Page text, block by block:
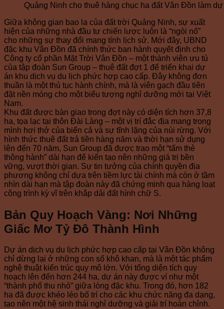
Quảng Ninh cho thuê hàng chục ha đất Vân Đồn làm
Giữa không gian bao la của đất trời Quảng Ninh, sự xuất
hiện của những nhà đầu tư chiến lược luôn là “ngòi nổ”
cho những sự thay đổi mang tính lịch sử. Mới đây, UBND
đặc khu Vân Đồn đã chính thức ban hành quyết định cho
Công ty cổ phần Mặt Trời Vân Đồn – một thành viên ưu tú
của tập đoàn Sun Group – thuê đất đợt 1 để triển khai dự
án khu dịch vụ du lịch phức hợp cao cấp. Đây không đơn
thuần là một thủ tục hành chính, mà là viên gạch đầu tiên
đặt nền móng cho một biểu tượng nghỉ dưỡng mới tại Việt
Nam.
Khu đất được bàn giao trong đợt này có diện tích hơn 37,8
ha, tọa lạc tại thôn Đài Làng – một vị trí đắc địa mang trong
mình hơi thở của biển cả và sự tĩnh lặng của núi rừng. Với
hình thức thuê đất trả tiền hàng năm và thời hạn sử dụng
lên đến 70 năm, Sun Group đã được trao một “tấm thẻ
thông hành” dài hạn để kiến tạo nên những giá trị bền
vững, vượt thời gian. Sự tin tưởng của chính quyền địa
phương không chỉ dựa trên tiềm lực tài chính mà còn ở tầm
nhìn dài hạn mà tập đoàn này đã chứng minh qua hàng loạt
công trình kỳ vĩ trên khắp dải đất hình chữ S.
Bản Quy Hoạch Vàng: Nơi Những
Giấc Mơ Tỷ Đô Thành Hình
Dự án dịch vụ du lịch phức hợp cao cấp tại Vân Đồn không
chỉ dừng lại ở những con số khô khan, mà là một tác phẩm
nghệ thuật kiến trúc quy mô lớn. Với tổng diện tích quy
hoạch lên đến hơn 244 ha, dự án này được ví như một
“thành phố thu nhỏ” giữa lòng đặc khu. Trong đó, hơn 182
ha đã được khéo léo bố trí cho các khu chức năng đa dạng,
tạo nên một hệ sinh thái nghỉ dưỡng và giải trí hoàn chỉnh.